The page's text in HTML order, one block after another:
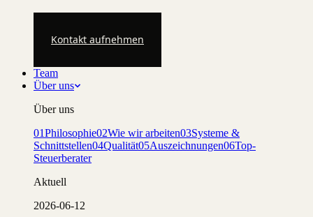
Kontakt aufnehmen
Team
Über uns
Über uns
01Philosophie02Wie wir arbeiten03Systeme &
Schnittstellen04Qualität05Auszeichnungen06Top-
Steuerberater
Aktuell
2026-06-12